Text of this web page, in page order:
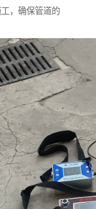
，确保管道的